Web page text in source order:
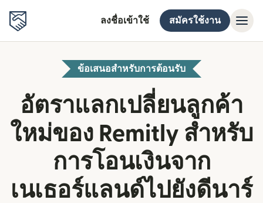
ลงชื่อเข้าใช้ สมัครใช้งาน
ข้อเสนอสำหรับการต้อนรับ
อัตราแลกเปลี่ยนลูกค้า
ใหม่ของ Remitly สำหรับ
การโอนเงินจาก
เนเธอร์แลนด์ไปยังดีนาร์